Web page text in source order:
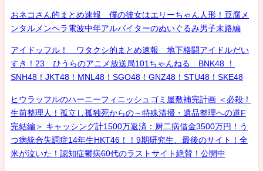
おネコさん的まとめ速報 僕の彼女はエリーちゃん人形！豆腐メ
ンタルメンヘラ電波中年アルバイターのぬいぐるみ男子末路編
アイドッフル！ ワタクシ的まとめ速報 地下格闘アイドルだい
すき！23 ひうらのアニメ放送局101ちゃんねる BNK48 ！
SNH48！JKT48！MNL48！SGO48！GNZ48！STU48！SKE48
ヒウラッフルのハーニーフィニッシュゴミ屋敷補完計画 ＜必殺！
生前整理人！孤立し孤独死からの～特殊清掃・遺品整理への道F
完結編＞ キャッシング計1500万返済：厨二病借金3500万円！う
つ病統合失調症14年生HKT46！！9期研究生、最後のサイト！全
米が泣いた！認知症鬱病60代のラストサイト絶賛！公開中